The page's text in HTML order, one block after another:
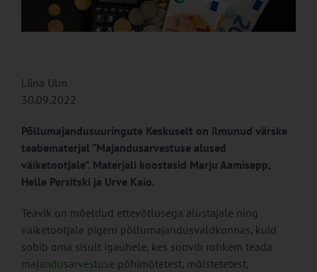
Liina Ulm
30.09.2022
Põllumajandusuuringute Keskuselt on ilmunud värske
teabematerjal “Majandusarvestuse alused
väiketootjale”. Materjali koostasid Marju Aamisepp,
Helle Persitski ja Urve Kaio.
Teavik on mõeldud ettevõtlusega alustajale ning
väiketootjale pigem põllumajandusvaldkonnas, kuid
sobib oma sisult igaühele, kes soovib rohkem teada
majandusarvestuse põhimõtetest, mõistetetest,